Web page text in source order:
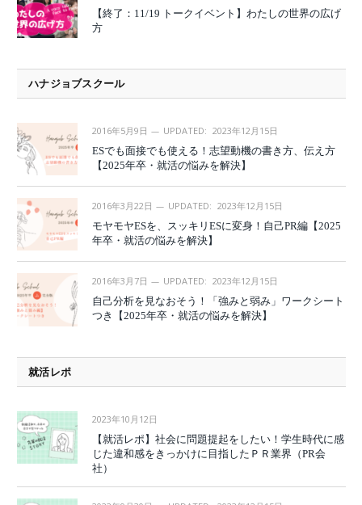
【終了：11/19 トークイベント】わたしの世界の広げ
方
ハナジョブスクール
2016年5月9日 UPDATED: 2023年12月15日
ESでも面接でも使える！志望動機の書き方、伝え方
【2025年卒・就活の悩みを解決】
2016年3月22日 UPDATED: 2023年12月15日
モヤモヤESを、スッキリESに変身！自己PR編【2025
年卒・就活の悩みを解決】
2016年3月7日 UPDATED: 2023年12月15日
自己分析を見なおそう！「強みと弱み」ワークシート
つき【2025年卒・就活の悩みを解決】
就活レポ
2023年10月12日
【就活レポ】社会に問題提起をしたい！学生時代に感
じた違和感をきっかけに目指したＰＲ業界（PR会
社）